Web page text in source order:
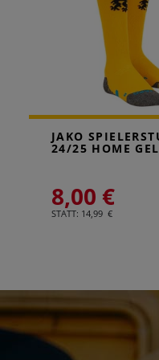
JAKO
24/25 HOME
8,00 €
STATT: 14,99 €